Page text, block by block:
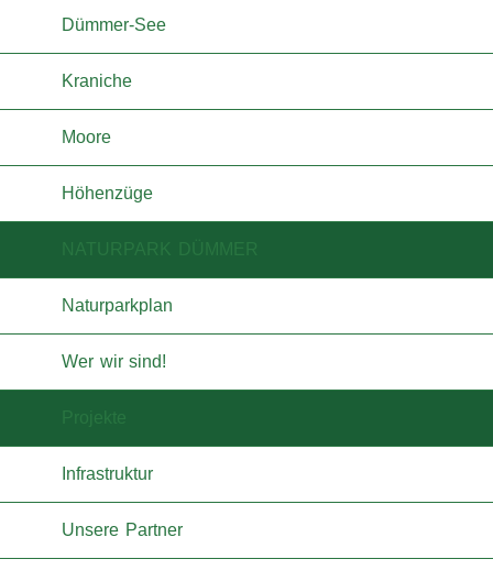
Dümmer-See
Kraniche
Moore
Höhenzüge
NATURPARK DÜMMER
Naturparkplan
Wer wir sind!
Projekte
Infrastruktur
Unsere Partner